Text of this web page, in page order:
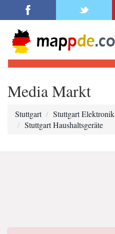
Media Markt
Stuttgart Stuttgart Elektronik
Stuttgart Haushaltsgeräte